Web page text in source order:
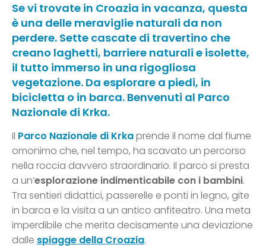
Se vi trovate in Croazia in vacanza, questa
è una delle meraviglie naturali da non
perdere. Sette cascate di travertino che
creano laghetti, barriere naturali e isolette,
il tutto immerso in una rigogliosa
vegetazione. Da esplorare a piedi, in
bicicletta o in barca. Benvenuti al Parco
Nazionale di Krka.
Il Parco Nazionale di Krkaprende il nome dal fiume
omonimo che, nel tempo, ha scavato un percorso
nella roccia davvero straordinario. Il parco si presta
a un’esplorazione indimenticabile con i bambini.
Tra sentieri didattici, passerelle e ponti in legno, gite
in barca e la visita a un antico anfiteatro. Una meta
imperdibile che merita decisamente una deviazione
dalle spiagge della Croazia.